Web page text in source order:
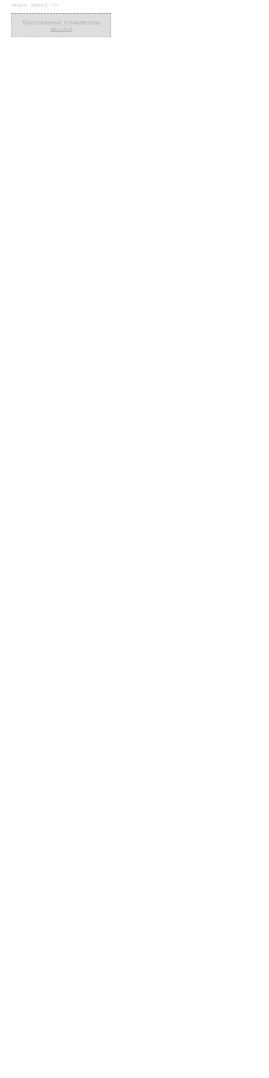
return_links(); ?>
Виртуальный угадыватель
мыслей